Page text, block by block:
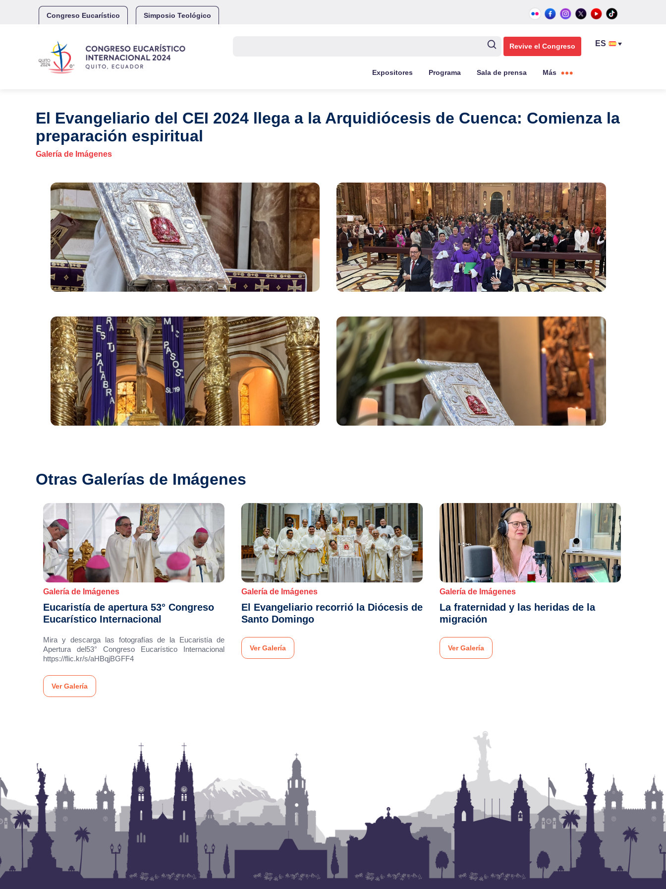
Congreso Eucarístico Simposio Teológico
Revive el Congreso
Expositores Programa Sala de prensa Más
El Evangeliario del CEI 2024 llega a la Arquidiócesis de Cuenca: Comienza la
preparación espiritual
Galería de Imágenes
Otras Galerías de Imágenes
Galería de Imágenes
Eucaristía de apertura 53° Congreso
Eucarístico Internacional
Mira y descarga las fotografías de la Eucaristía de
Apertura del53° Congreso Eucarístico Internacional
https://flic.kr/s/aHBqjBGFF4
Ver Galería
Galería de Imágenes
El Evangeliario recorrió la Diócesis de
Santo Domingo
Ver Galería
Galería de Imágenes
La fraternidad y las heridas de la
migración
Ver Galería